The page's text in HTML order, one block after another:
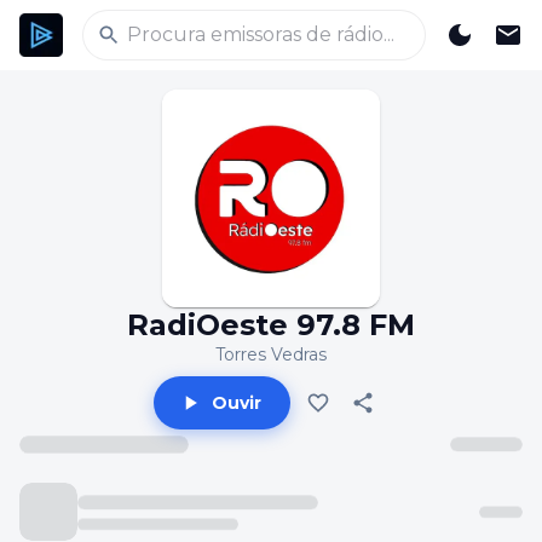
RadiOeste 97.8 FM
Torres Vedras
Ouvir